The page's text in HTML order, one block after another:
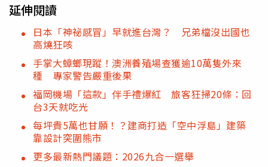
延伸閱讀
日本「神祕感冒」早就進台灣？ 兄弟檔沒出國也
高燒狂咳
手掌大蟑螂現蹤！澳洲養殖場查獲逾10萬隻外來
種 專家警告嚴重後果
福岡機場「這款」伴手禮爆紅 旅客狂掃20條：回
台3天就吃光
每坪貴5萬也甘願！？建商打造「空中浮島」建築
靠設計突圍熊市
更多最新熱門議題：2026九合一選舉